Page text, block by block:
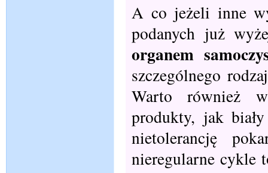
A co jeżeli inne
podanych już
organem
szczególnego
Warto również
produkty, jak
nietolerancję
nieregularne cykle